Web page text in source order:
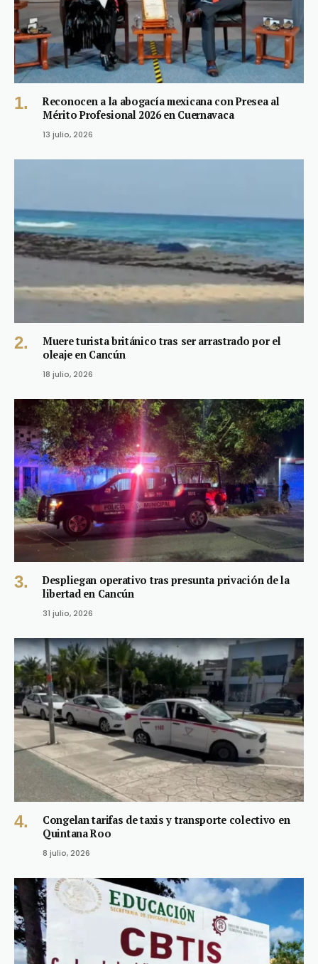
Reconocen a la abogacía mexicana con Presea al
Mérito Profesional 2026 en Cuernavaca
13 julio, 2026
Muere turista británico tras ser arrastrado por el
oleaje en Cancún
18 julio, 2026
Despliegan operativo tras presunta privación de la
libertad en Cancún
31 julio, 2026
Congelan tarifas de taxis y transporte colectivo en
Quintana Roo
8 julio, 2026